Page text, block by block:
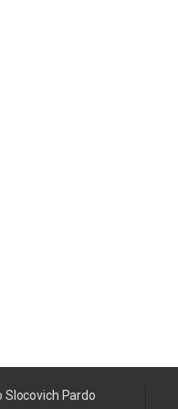
Slocovich Pardo